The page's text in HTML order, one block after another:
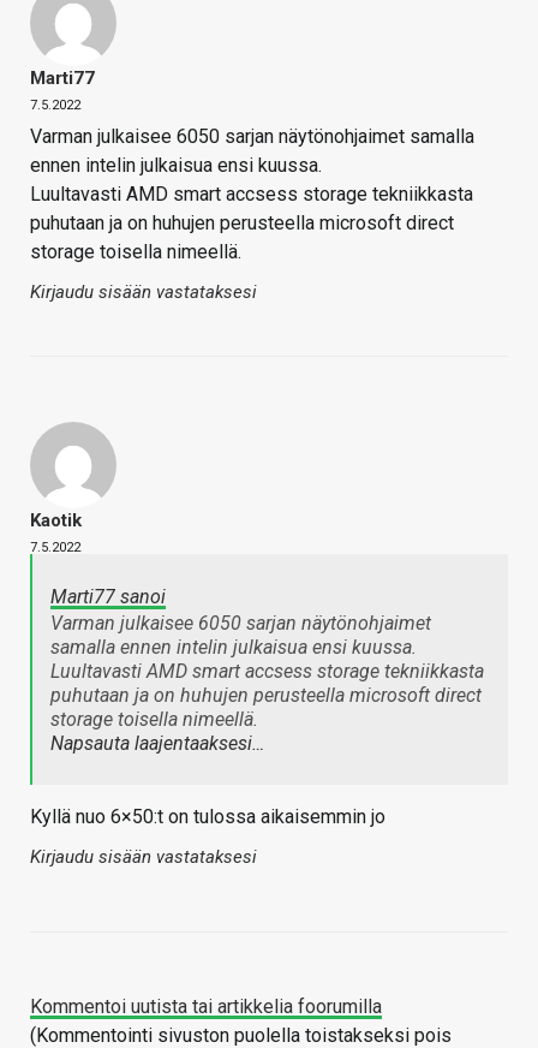
Marti77
7.5.2022
Varman julkaisee 6050 sarjan näytönohjaimet samalla
ennen intelin julkaisua ensi kuussa.
Luultavasti AMD smart accsess storage tekniikkasta
puhutaan ja on huhujen perusteella microsoft direct
storage toisella nimeellä.
Kirjaudu sisään vastataksesi
Kaotik
7.5.2022
Marti77 sanoi
Varman julkaisee 6050 sarjan näytönohjaimet
samalla ennen intelin julkaisua ensi kuussa.
Luultavasti AMD smart accsess storage tekniikkasta
puhutaan ja on huhujen perusteella microsoft direct
storage toisella nimeellä.
Napsauta laajentaaksesi…
Kyllä nuo 6×50:t on tulossa aikaisemmin jo
Kirjaudu sisään vastataksesi
Kommentoi uutista tai artikkelia foorumilla
(Kommentointi sivuston puolella toistakseksi pois